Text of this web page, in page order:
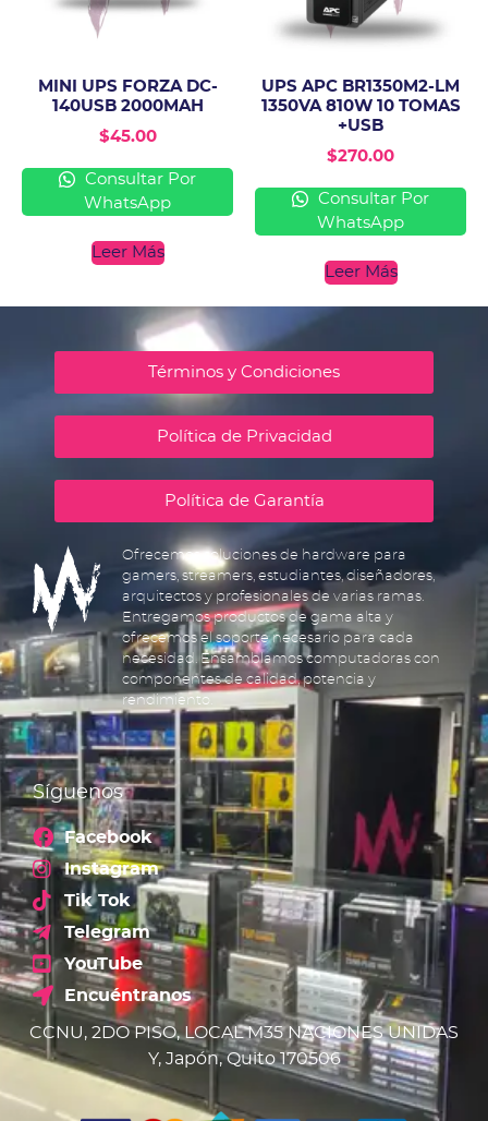
MINI UPS FORZA DC-
140USB 2000MAH
$45.00
Consultar Por
WhatsApp
Leer Más
UPS APC BR1350M2-LM
1350VA 810W 10 TOMAS
+USB
$270.00
Consultar Por
WhatsApp
Leer Más
Términos y Condiciones
Política de Privacidad
Política de Garantía
Ofrecemos soluciones de hardware para
gamers, streamers, estudiantes, diseñadores,
arquitectos y profesionales de varias ramas.
Entregamos productos de gama alta y
ofrecemos el soporte necesario para cada
necesidad. Ensamblamos computadoras con
componentes de calidad, potencia y
rendimiento.
Síguenos
Facebook
Instagram
Tik Tok
Telegram
YouTube
Encuéntranos
CCNU, 2DO PISO, LOCAL M35 NACIONES UNIDAS
Y, Japón, Quito 170506